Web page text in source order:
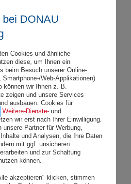
DONAU
Cookies und ähnliche
diese, um Ihnen ein
beim Besuch unserer Online-
Web-Applikationen)
können wir Ihnen z. B.
zeigen und unsere Services
ausbauen. Cookies für
Weitere-Dienste-und
wir erst nach Ihrer Einwilligung.
unsere Partner für Werbung,
und Analysen, die Ihre Daten
mit ggf. unsicheren
und zur Schaltung
können.
akzeptieren" klicken, stimmen
- Kontinuität im
ab 1. Juli 2018 die